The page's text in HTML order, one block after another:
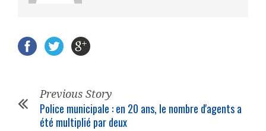
Previous Story
Police municipale : en 20 ans, le nombre d'agents a
été multiplié par deux